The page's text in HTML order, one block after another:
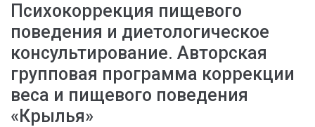
Психокоррекция пищевого
поведения и диетологическое
консультирование. Авторская
групповая программа коррекции
веса и пищевого поведения
«Крылья»